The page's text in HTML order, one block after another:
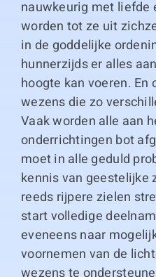
nauwkeurig met liefde
worden tot ze uit
in de goddelijke
hunnerzijds er alles
hoogte kan voeren. En
wezens die zo
Vaak worden alle aan
onderrichtingen bot
moet in alle geduld
kennis van geestelijke
reeds rijpere zielen
start volledige
eveneens naar
voornemen van de
wezens te